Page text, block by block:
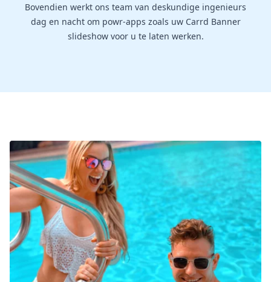
Bovendien werkt ons team van deskundige ingenieurs
dag en nacht om powr-apps zoals uw Carrd Banner
slideshow voor u te laten werken.